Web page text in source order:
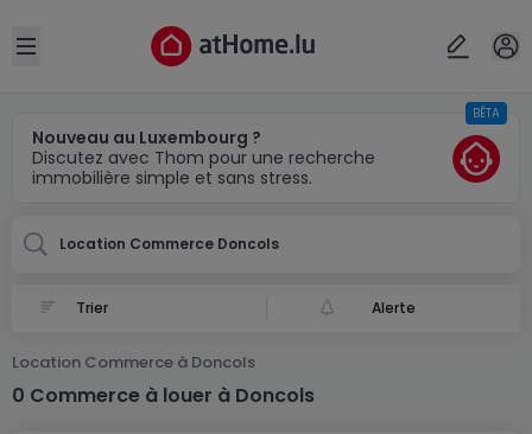
Open sidebar
Nouveau au Luxembourg ?
Discutez avec Thom pour une recherche
immobilière simple et sans stress.
BÊTA
Location Commerce Doncols
Alerte
Location Commerce à Doncols
0 Commerce à louer à Doncols
Localité(s)
Annuler OK